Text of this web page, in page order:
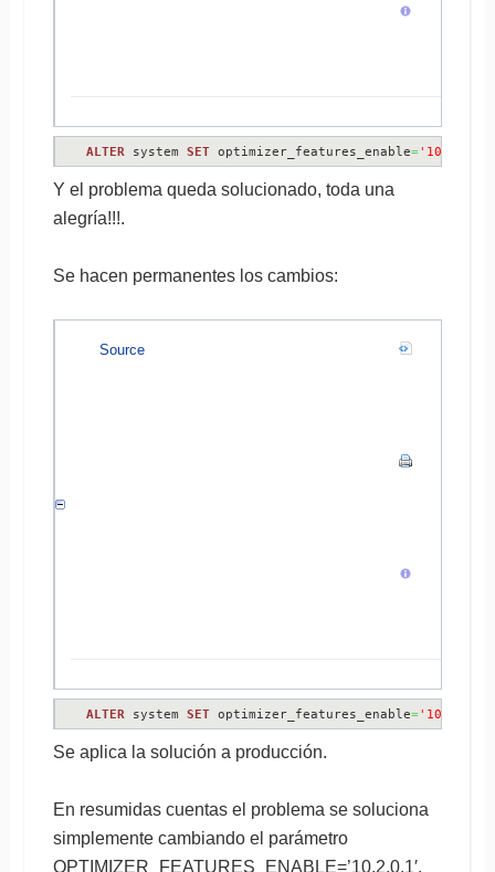
ALTER system SET optimizer_features_enable= '10.2.0.1'
Y el problema queda solucionado, toda una
alegría!!!.
Se hacen permanentes los cambios:
Source
ALTER system SET optimizer_features_enable= '10.2.0.1'
Se aplica la solución a producción.
En resumidas cuentas el problema se soluciona
simplemente cambiando el parámetro
OPTIMIZER_FEATURES_ENABLE=’10.2.0.1′,